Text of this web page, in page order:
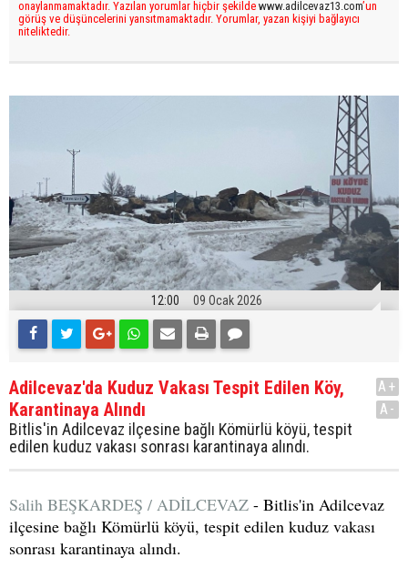
onaylanmamaktadır. Yazılan yorumlar hiçbir şekilde www.adilcevaz13.com’un
görüş ve düşüncelerini yansıtmamaktadır. Yorumlar, yazan kişiyi bağlayıcı
niteliktedir.
12:00 09 Ocak 2026
Adilcevaz'da Kuduz Vakası Tespit Edilen Köy,
Karantinaya Alındı
Bitlis'in Adilcevaz ilçesine bağlı Kömürlü köyü, tespit
edilen kuduz vakası sonrası karantinaya alındı.
A+
A-
Salih BEŞKARDEŞ / ADİLCEVAZ - Bitlis'in Adilcevaz
ilçesine bağlı Kömürlü köyü, tespit edilen kuduz vakası
sonrası karantinaya alındı.